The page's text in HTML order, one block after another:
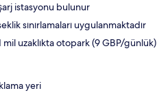
istasyonu bulunur
sınırlamaları uygulanmaktadır
mil uzaklıkta otopark (9 GBP/günlük)
yeri